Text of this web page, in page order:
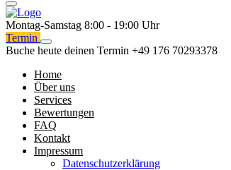
Montag-Samstag 8:00 - 19:00 Uhr
Termin
Buche heute deinen Termin +49 176 70293378
Home
Über uns
Services
Bewertungen
FAQ
Kontakt
Impressum
Datenschutzerklärung